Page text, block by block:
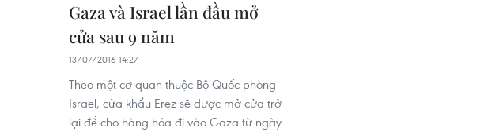
Gaza và Israel lần đầu mở
cửa sau 9 năm
13/07/2016 14:27
Theo một cơ quan thuộc Bộ Quốc phòng
Israel, cửa khẩu Erez sẽ được mở cửa trở
lại để cho hàng hóa đi vào Gaza từ ngày